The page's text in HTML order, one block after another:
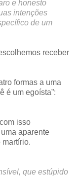
e honesto
intenções
de um
receber
formas a uma
é um egoísta”:
isso
aparente
martírio.
que estúpido